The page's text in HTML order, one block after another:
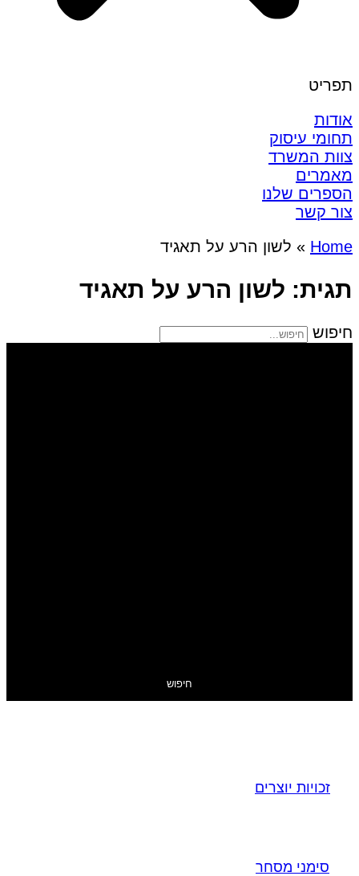
תפריט
אודות
תחומי עיסוק
צוות המשרד
מאמרים
הספרים שלנו
צור קשר
Home
» לשון הרע על תאגיד
תגית: לשון הרע על תאגיד
חיפוש
חיפוש
זכויות יוצרים
סימני מסחר